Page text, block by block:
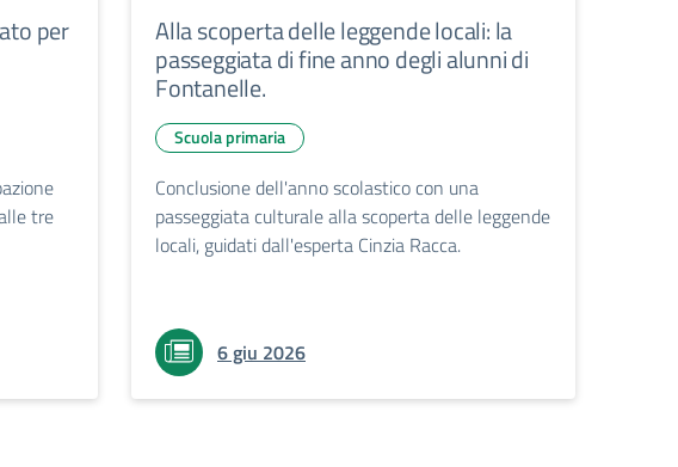
per
tre
Alla scoperta delle leggende locali: la
passeggiata di fine anno degli alunni di
Fontanelle.
Scuola primaria
Conclusione dell'anno scolastico con una
passeggiata culturale alla scoperta delle leggende
locali, guidati dall'esperta Cinzia Racca.
6 giu 2026